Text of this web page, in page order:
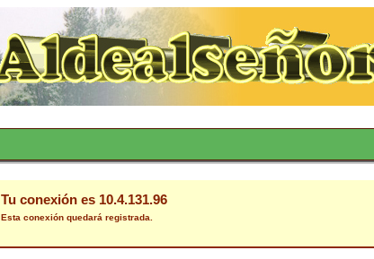
Tu conexión es 10.4.131.96
Esta conexión quedará registrada.